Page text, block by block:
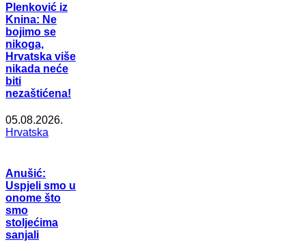
Plenković iz
Knina: Ne
bojimo se
nikoga,
Hrvatska više
nikada neće
biti
nezaštićena!
05.08.2026.
Hrvatska
Anušić:
Uspjeli smo u
onome što
smo
stoljećima
sanjali